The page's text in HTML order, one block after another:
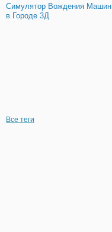
Симулятор Вождения Машин
в Городе 3Д
Все теги